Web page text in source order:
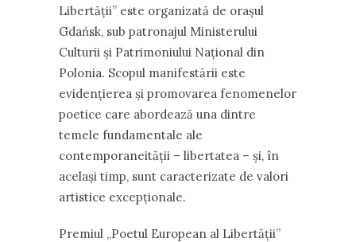
Libertății” este organizată de orașul
Gdańsk, sub patronajul Ministerului
Culturii și Patrimoniului Național din
Polonia. Scopul manifestării este
evidențierea și promovarea fenomenelor
poetice care abordează una dintre
temele fundamentale ale
contemporaneității – libertatea – și, în
același timp, sunt caracterizate de valori
artistice excepționale.
Premiul „Poetul European al Libertății”